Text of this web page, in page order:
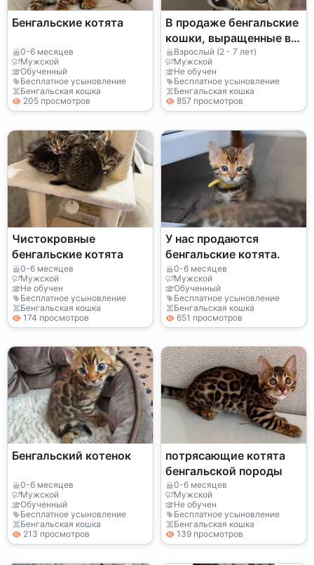
Бенгальские котята
0-6 месяцев
Мужской
Обученный
Бесплатное усыновление
Бенгальская кошка
205 просмотров
В продаже бенгальские
кошки, выращенные в
помещении.
Взрослый (2 - 7 лет)
Мужской
Не обучен
Бесплатное усыновление
Бенгальская кошка
857 просмотров
Чистокровные
бенгальские котята
0-6 месяцев
Мужской
Не обучен
Бесплатное усыновление
Бенгальская кошка
174 просмотров
У нас продаются
бенгальские котята.
0-6 месяцев
Мужской
Обученный
Бесплатное усыновление
Бенгальская кошка
651 просмотров
Бенгальский котенок
0-6 месяцев
Мужской
Обученный
Бесплатное усыновление
Бенгальская кошка
213 просмотров
потрясающие котята
бенгальской породы
0-6 месяцев
Мужской
Не обучен
Бесплатное усыновление
Бенгальская кошка
139 просмотров